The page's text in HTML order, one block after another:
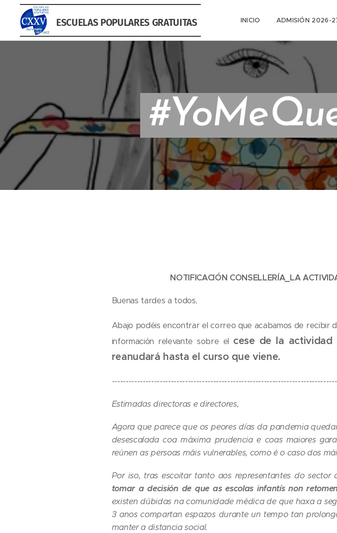
ESCUELAS POPULARES GRATUITAS INICIO ADMISIÓN 2026-
NOTIFICACIÓN CONSELLERÍA_LA
Buenas tardes a todos,
Abajo podéis encontrar el correo que acabamos de recibir
información relevante sobre el cese de la actividad
reanudará hasta el curso que viene.
Estimadas directoras e directores,
Agora que parece que os peores días da pandemia
desescalada coa máxima prudencia e coas maiores
reúnen as persoas máis vulnerables, como é o caso dos
Por iso, tras escoitar tanto aos representantes do
tomar a decisión de que as escolas infantís non
existen dúbidas na comunidade médica de que haxa a
3 anos compartan espazos durante un tempo tan
manter a distancia social.